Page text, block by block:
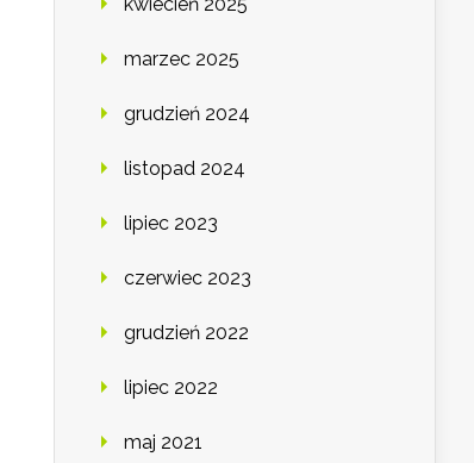
kwiecień 2025
marzec 2025
grudzień 2024
listopad 2024
lipiec 2023
czerwiec 2023
grudzień 2022
lipiec 2022
maj 2021